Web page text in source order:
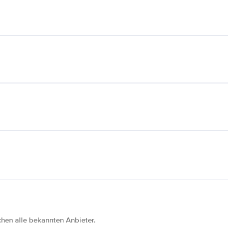
alle bekannten Anbieter.